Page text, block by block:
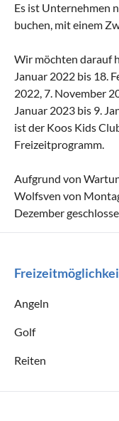
Es ist Unternehmen
buchen, mit einem
Wir möchten darauf
Januar 2022 bis 18.
2022, 7. November
Januar 2023 bis 9.
ist der Koos Kids
Freizeitprogramm.
Aufgrund von
Wolfsven von
Dezember
Angeln
Golf
Reiten